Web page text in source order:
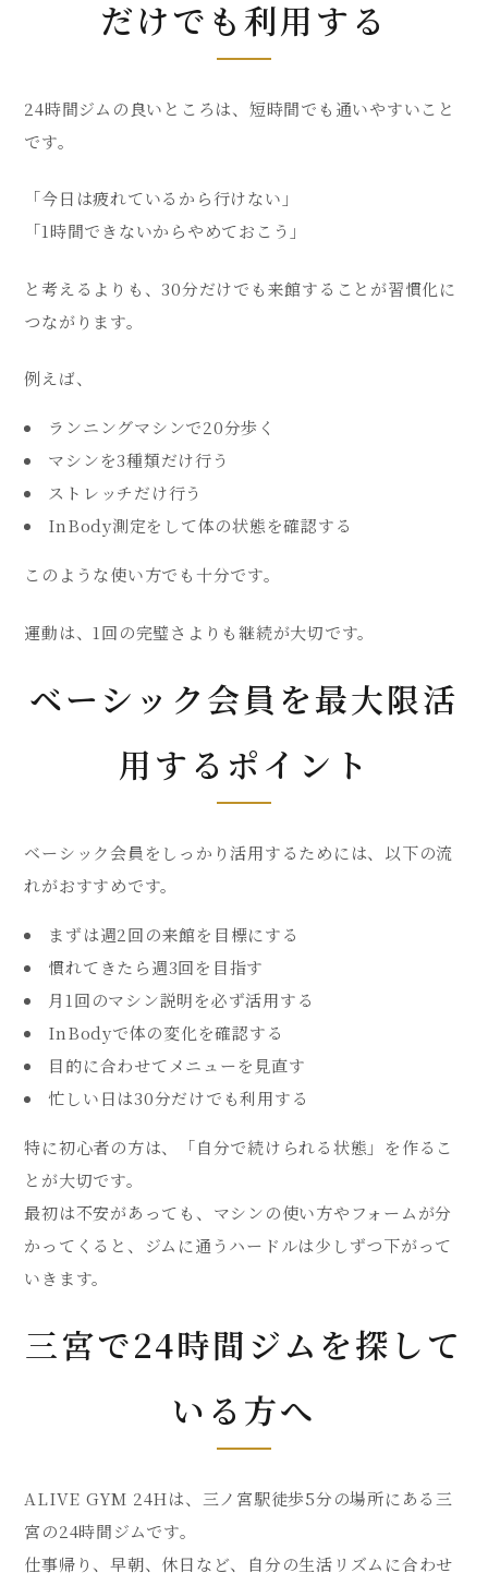
だけでも利用する
24時間ジムの良いところは、短時間でも通いやすいこと
です。
「今日は疲れているから行けない」
「1時間できないからやめておこう」
と考えるよりも、30分だけでも来館することが習慣化に
つながります。
例えば、
ランニングマシンで20分歩く
マシンを3種類だけ行う
ストレッチだけ行う
InBody測定をして体の状態を確認する
このような使い方でも十分です。
運動は、1回の完璧さよりも継続が大切です。
ベーシック会員を最大限活
用するポイント
ベーシック会員をしっかり活用するためには、以下の流
れがおすすめです。
まずは週2回の来館を目標にする
慣れてきたら週3回を目指す
月1回のマシン説明を必ず活用する
InBodyで体の変化を確認する
目的に合わせてメニューを見直す
忙しい日は30分だけでも利用する
特に初心者の方は、「自分で続けられる状態」を作るこ
とが大切です。
最初は不安があっても、マシンの使い方やフォームが分
かってくると、ジムに通うハードルは少しずつ下がって
いきます。
三宮で24時間ジムを探して
いる方へ
ALIVE GYM 24Hは、三ノ宮駅徒歩5分の場所にある三
宮の24時間ジムです。
仕事帰り、早朝、休日など、自分の生活リズムに合わせ